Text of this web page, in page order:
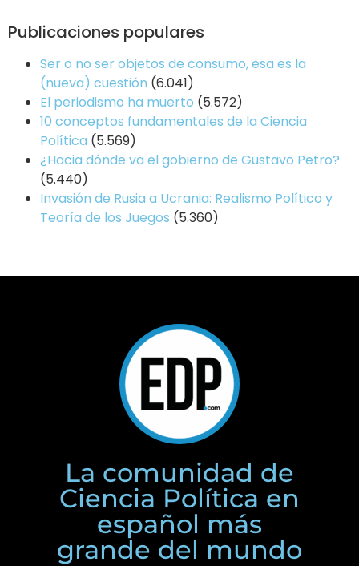
Publicaciones populares
Ser o no ser objetos de consumo, esa es la
(nueva) cuestión (6.041)
El periodismo ha muerto (5.572)
10 conceptos fundamentales de la Ciencia
Política (5.569)
¿Hacia dónde va el gobierno de Gustavo Petro?
(5.440)
Invasión de Rusia a Ucrania: Realismo Político y
Teoría de los Juegos (5.360)
La comunidad de
Ciencia Política en
español más
grande del mundo